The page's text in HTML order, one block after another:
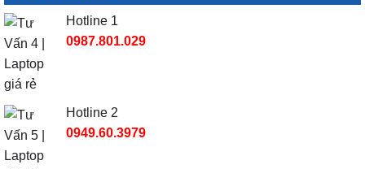
Hotline 1
0987.801.029
Hotline 2
0949.60.3979